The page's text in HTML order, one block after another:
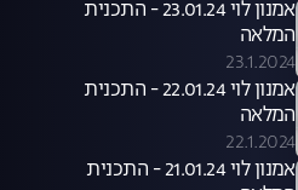
אמנון לוי 23.01.24 - התכנית
המלאה
23.1.2024
אמנון לוי 22.01.24 - התכנית
המלאה
22.1.2024
אמנון לוי 21.01.24 - התכנית